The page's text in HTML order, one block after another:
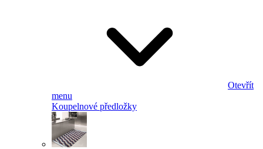
Otevřít
menu
Koupelnové předložky